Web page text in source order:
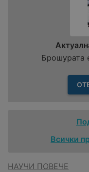
Брошурата
Всички
НАУЧИ ПОВЕЧЕ